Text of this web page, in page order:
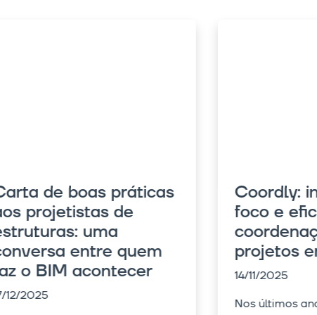
integração,
e eficiência na
de
em BIM
11/2025
últimos anos, o mercado de